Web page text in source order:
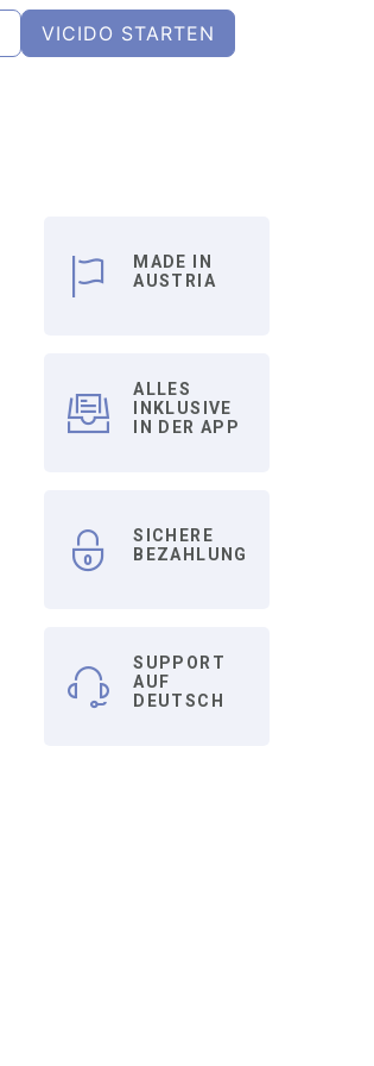
VICIDO STARTEN
MADE IN
AUSTRIA
ALLES
INKLUSIVE
IN DER APP
SICHERE
BEZAHLUNG
SUPPORT
AUF
DEUTSCH